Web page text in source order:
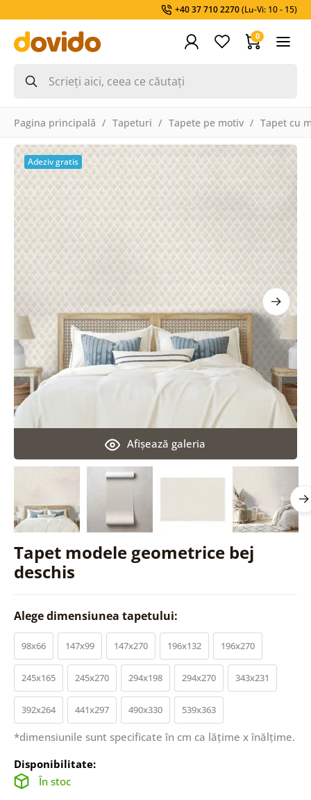
+40 37 710 2270(Lu-Vi: 10 - 15)
0
Pagina principală Tapeturi Tapete pe motiv Tapet cu
Tapet modele geometrice bej
deschis
Afişează galeria
Adeziv gratis
Alege dimensiunea tapetului:
98x66 147x99 147x270 196x132 196x270
245x165 245x270 294x198 294x270 343x231
392x264 441x297 490x330 539x363
*dimensiunile sunt specificate în cm ca lățime x înălțime.
Disponibilitate:
În stoc